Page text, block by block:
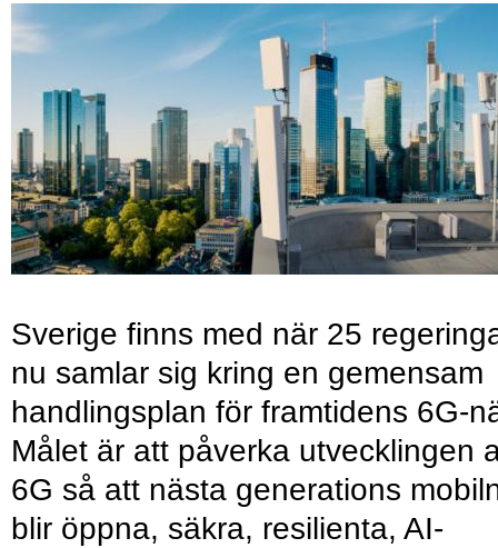
Sverige finns med när 25
nu samlar sig kring en gemensam
handlingsplan för framtidens 6G-
Målet är att påverka utvecklingen
6G så att nästa generations
blir öppna, säkra, resilienta, AI-